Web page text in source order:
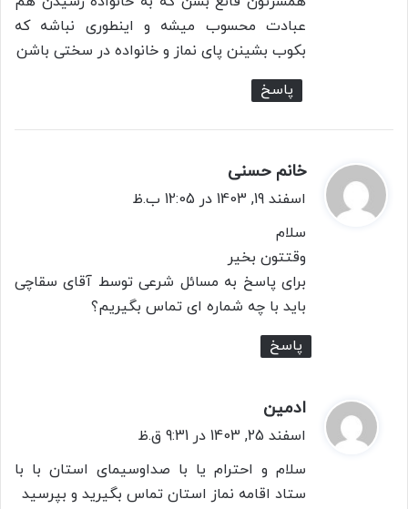
عبادت محسوب میشه و اینطوری نباشه که
بکوب بشینن پای نماز و خانواده در سختی باشن
پاسخ
خانم حسنی
ف
اسفند 19, 1403 در 12:05 ب.ظ
سلام
وقتتون بخیر
برای پاسخ به مسائل شرعی توسط آقای سقاچی
باید با چه شماره ای تماس بگیریم؟
پاسخ
ادمین
ف
:
اسفند 25, 1403 در 9:31 ق.ظ
سلام و احترام یا با صداوسیمای استان با با
ستاد اقامه نماز استان تماس بگیرید و بپرسید